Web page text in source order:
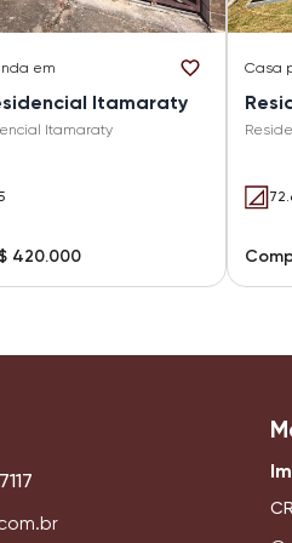
em
Itamaraty
Itamaraty
420.000
Casa